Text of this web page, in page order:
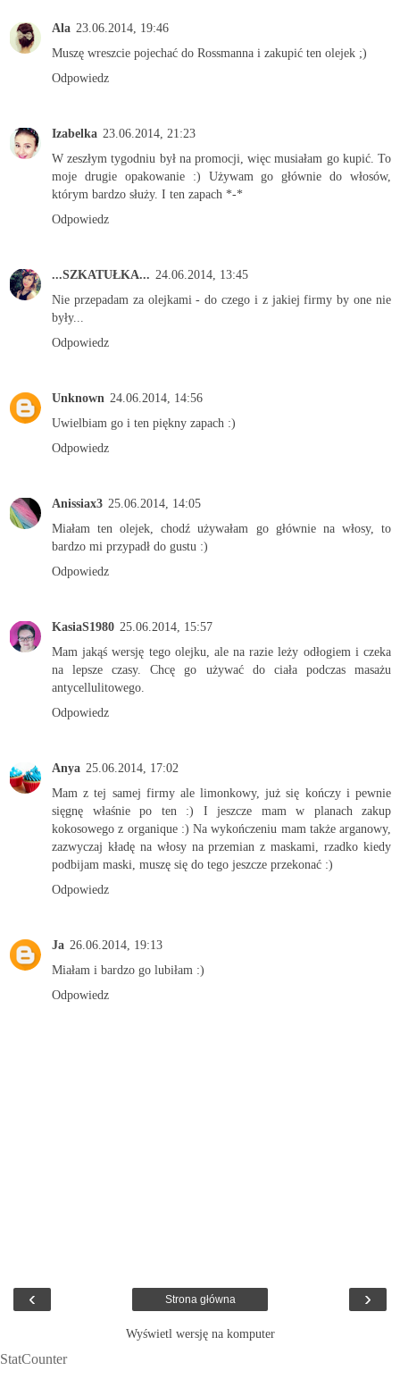
Ala 23.06.2014, 19:46
Muszę wreszcie pojechać do Rossmanna i zakupić ten olejek ;)
Odpowiedz
Izabelka 23.06.2014, 21:23
W zeszłym tygodniu był na promocji, więc musiałam go kupić. To
moje drugie opakowanie :) Używam go głównie do włosów,
którym bardzo służy. I ten zapach *-*
Odpowiedz
...SZKATUŁKA... 24.06.2014, 13:45
Nie przepadam za olejkami - do czego i z jakiej firmy by one nie
były...
Odpowiedz
Unknown 24.06.2014, 14:56
Uwielbiam go i ten piękny zapach :)
Odpowiedz
Anissiax3 25.06.2014, 14:05
Miałam ten olejek, chodź używałam go głównie na włosy, to
bardzo mi przypadł do gustu :)
Odpowiedz
KasiaS1980 25.06.2014, 15:57
Mam jakąś wersję tego olejku, ale na razie leży odłogiem i czeka
na lepsze czasy. Chcę go używać do ciała podczas masażu
antycellulitowego.
Odpowiedz
Anya 25.06.2014, 17:02
Mam z tej samej firmy ale limonkowy, już się kończy i pewnie
sięgnę właśnie po ten :) I jeszcze mam w planach zakup
kokosowego z organique :) Na wykończeniu mam także arganowy,
zazwyczaj kładę na włosy na przemian z maskami, rzadko kiedy
podbijam maski, muszę się do tego jeszcze przekonać :)
Odpowiedz
Ja 26.06.2014, 19:13
Miałam i bardzo go lubiłam :)
Odpowiedz
‹ ›
Strona główna
Wyświetl wersję na komputer
StatCounter